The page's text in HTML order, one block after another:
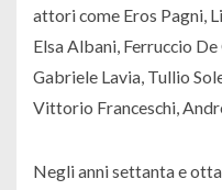
attori come Eros Pagni,
Elsa Albani, Ferruccio
Gabriele Lavia, Tullio
Vittorio Franceschi,
Negli anni settanta e